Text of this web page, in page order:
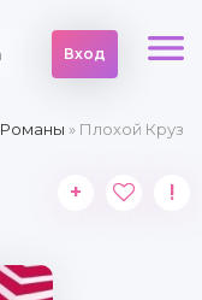
Вход
Романы » Плохой Круз
+ !